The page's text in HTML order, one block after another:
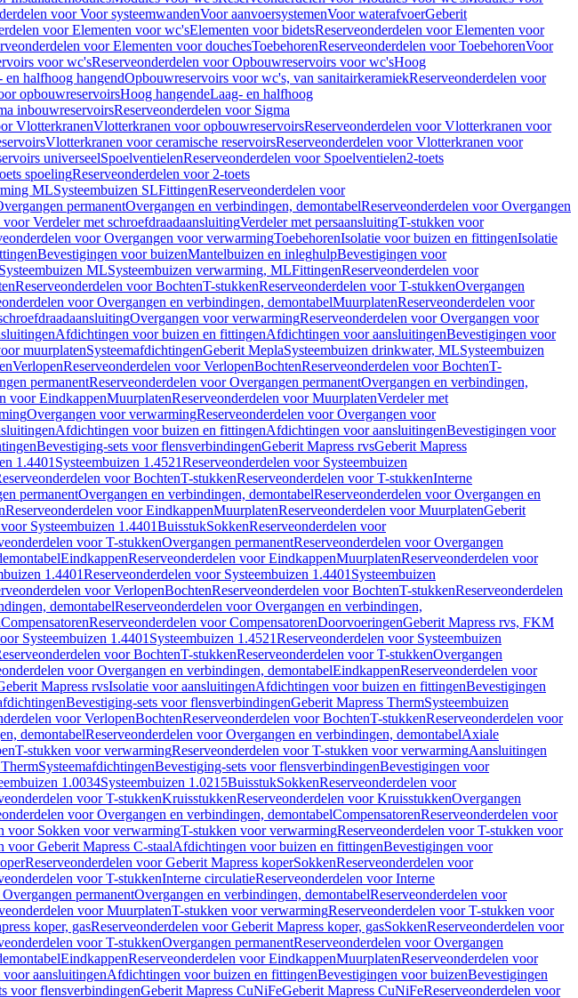
voor Voor systeemwandenVoor aanvoersystemenVoor waterafvoerGeberit
voor Elementen voor wc'sElementen voor bidetsReserveonderdelen voor Elementen voor
voor Elementen voor douchesToebehorenReserveonderdelen voor ToebehorenVoor
voor wc'sReserveonderdelen voor Opbouwreservoirs voor wc'sHoog
en halfhoog hangendOpbouwreservoirs voor wc's, van sanitairkeramiekReserveonderdelen voor
opbouwreservoirsHoog hangendeLaag- en halfhoog
inbouwreservoirsReserveonderdelen voor Sigma
VlotterkranenVlotterkranen voor opbouwreservoirsReserveonderdelen voor Vlotterkranen voor
Vlotterkranen voor ceramische reservoirsReserveonderdelen voor Vlotterkranen voor
universeelSpoelventielenReserveonderdelen voor Spoelventielen2-toets
spoelingReserveonderdelen voor 2-toets
MLSysteembuizen SLFittingenReserveonderdelen voor
permanentOvergangen en verbindingen, demontabelReserveonderdelen voor Overgangen
Verdeler met schroefdraadaansluitingVerdeler met persaansluitingT-stukken voor
voor Overgangen voor verwarmingToebehorenIsolatie voor buizen en fittingenIsolatie
Bevestigingen voor buizenMantelbuizen en inleghulpBevestigingen voor
Systeembuizen MLSysteembuizen verwarming, MLFittingenReserveonderdelen voor
Reserveonderdelen voor BochtenT-stukkenReserveonderdelen voor T-stukkenOvergangen
voor Overgangen en verbindingen, demontabelMuurplatenReserveonderdelen voor
Overgangen voor verwarmingReserveonderdelen voor Overgangen voor
Afdichtingen voor buizen en fittingenAfdichtingen voor aansluitingenBevestigingen voor
muurplatenSysteemafdichtingenGeberit MeplaSysteembuizen drinkwater, MLSysteembuizen
VerlopenReserveonderdelen voor VerlopenBochtenReserveonderdelen voor BochtenT-
permanentReserveonderdelen voor Overgangen permanentOvergangen en verbindingen,
voor EindkappenMuurplatenReserveonderdelen voor MuurplatenVerdeler met
Overgangen voor verwarmingReserveonderdelen voor Overgangen voor
Afdichtingen voor buizen en fittingenAfdichtingen voor aansluitingenBevestigingen voor
Bevestiging-sets voor flensverbindingenGeberit Mapress rvsGeberit Mapress
1.4401 Systeembuizen 1.4521Reserveonderdelen voor Systeembuizen
voor BochtenT-stukkenReserveonderdelen voor T-stukkenInterne
permanentOvergangen en verbindingen, demontabelReserveonderdelen voor Overgangen en
Reserveonderdelen voor EindkappenMuurplatenReserveonderdelen voor MuurplatenGeberit
Systeembuizen 1.4401BuisstukSokkenReserveonderdelen voor
voor T-stukkenOvergangen permanentReserveonderdelen voor Overgangen
EindkappenReserveonderdelen voor EindkappenMuurplatenReserveonderdelen voor
1.4401Reserveonderdelen voor Systeembuizen 1.4401 Systeembuizen
voor VerlopenBochtenReserveonderdelen voor BochtenT-stukkenReserveonderdelen
demontabelReserveonderdelen voor Overgangen en verbindingen,
CompensatorenReserveonderdelen voor CompensatorenDoorvoeringenGeberit Mapress rvs, FKM
Systeembuizen 1.4401 Systeembuizen 1.4521Reserveonderdelen voor Systeembuizen
voor BochtenT-stukkenReserveonderdelen voor T-stukkenOvergangen
voor Overgangen en verbindingen, demontabelEindkappenReserveonderdelen voor
Mapress rvsIsolatie voor aansluitingenAfdichtingen voor buizen en fittingenBevestigingen
Bevestiging-sets voor flensverbindingenGeberit Mapress ThermSysteembuizen
voor VerlopenBochtenReserveonderdelen voor BochtenT-stukkenReserveonderdelen voor
demontabelReserveonderdelen voor Overgangen en verbindingen, demontabelAxiale
T-stukken voor verwarmingReserveonderdelen voor T-stukken voor verwarmingAansluitingen
SysteemafdichtingenBevestiging-sets voor flensverbindingenBevestigingen voor
1.0034Systeembuizen 1.0215BuisstukSokkenReserveonderdelen voor
voor T-stukkenKruisstukkenReserveonderdelen voor KruisstukkenOvergangen
voor Overgangen en verbindingen, demontabelCompensatorenReserveonderdelen voor
voor Sokken voor verwarmingT-stukken voor verwarmingReserveonderdelen voor T-stukken voor
voor Geberit Mapress C-staalAfdichtingen voor buizen en fittingenBevestigingen voor
Reserveonderdelen voor Geberit Mapress koperSokkenReserveonderdelen voor
voor T-stukkenInterne circulatieReserveonderdelen voor Interne
permanentOvergangen en verbindingen, demontabelReserveonderdelen voor
voor MuurplatenT-stukken voor verwarmingReserveonderdelen voor T-stukken voor
koper, gasReserveonderdelen voor Geberit Mapress koper, gasSokkenReserveonderdelen voor
voor T-stukkenOvergangen permanentReserveonderdelen voor Overgangen
EindkappenReserveonderdelen voor EindkappenMuurplatenReserveonderdelen voor
voor aansluitingenAfdichtingen voor buizen en fittingenBevestigingen voor buizenBevestigingen
voor flensverbindingenGeberit Mapress CuNiFeGeberit Mapress CuNiFeReserveonderdelen voor